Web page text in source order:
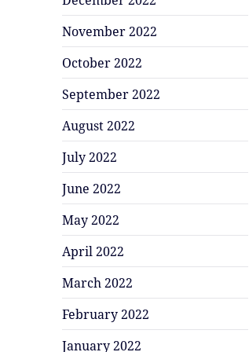
November 2022
October 2022
September 2022
August 2022
July 2022
June 2022
May 2022
April 2022
March 2022
February 2022
January 2022